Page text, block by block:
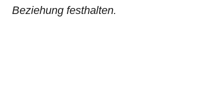
Beziehung festhalten.